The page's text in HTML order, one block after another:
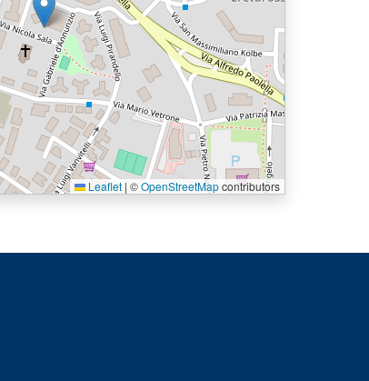
Leaflet | ©OpenStreetMapcontributors